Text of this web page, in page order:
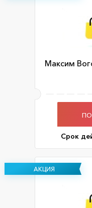
Максим
Срок
АКЦИЯ